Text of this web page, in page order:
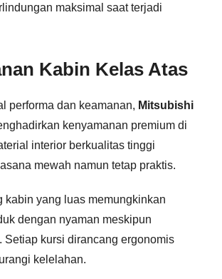
maksimal saat terjadi
Kabin Kelas Atas
performa dan keamanan, Mitsubishi
kenyamanan premium di
interior berkualitas tinggi
mewah namun tetap praktis.
kabin yang luas memungkinkan
dengan nyaman meskipun
Setiap kursi dirancang ergonomis
kelelahan.